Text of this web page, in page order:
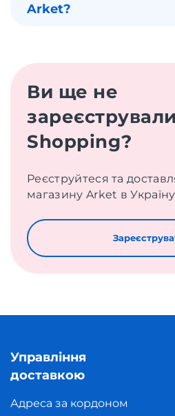
Arket?
Ви ще не
Shopping?
Реєструйтеся та
магазину Arket в Україну
Управління
доставкою
Адреса за кордоном